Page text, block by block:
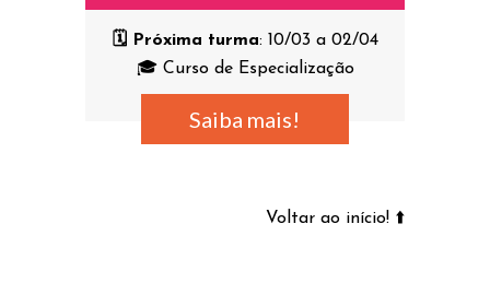
🗓️ Próxima turma: 10/03 a 02/04
🎓 Curso de Especialização
Saiba mais!
Voltar ao início! ⬆️